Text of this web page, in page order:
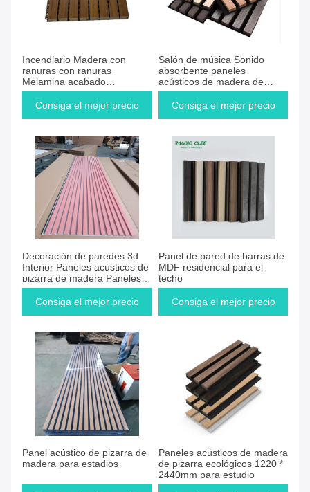
Incendiario Madera con
ranuras con ranuras
Melamina acabado
insonorizado absorbente de
ruido Pared acústica Panel
Consiga el mejor precio
Salón de música Sonido
absorbente paneles
acústicos de madera de
pizarra para el apartamento
Eco amigable
Consiga el mejor precio
Decoración de paredes 3d
Interior Paneles acústicos de
pizarra de madera Paneles
acústicos a prueba de sonido
Consiga el mejor precio
Panel de pared de barras de
MDF residencial para el
techo
Consiga el mejor precio
Panel acústico de pizarra de
madera para estadios
Paneles acústicos de madera
de pizarra ecológicos 1220 *
2440mm para estudio